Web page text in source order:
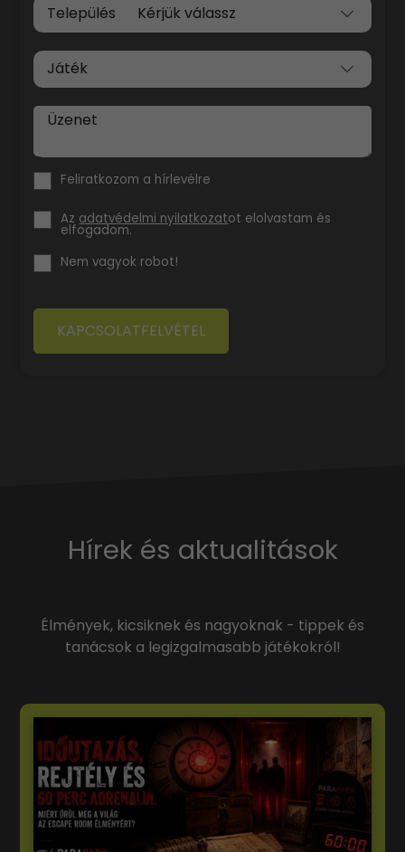
Település
Játék
Üzenet
Feliratkozom a hírlevélre
Az adatvédelmi nyilatkozatot elolvastam és
elfogadom.
Nem vagyok robot!
KAPCSOLATFELVÉTEL
Hírek és aktualitások
Élmények, kicsiknek és nagyoknak - tippek és
tanácsok a legizgalmasabb játékokról!